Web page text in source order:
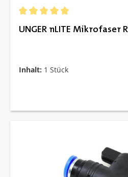
UNGER nLITE Mikrofaser
Inhalt: 1 Stück